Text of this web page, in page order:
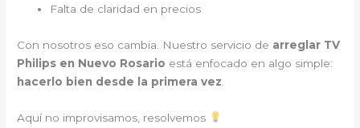
Falta de claridad en precios
Con nosotros eso cambia. Nuestro servicio de arreglar TV
Philips en Nuevo Rosario está enfocado en algo simple:
hacerlo bien desde la primera vez
Aquí no improvisamos, resolvemos